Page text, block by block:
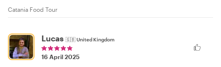
Catania Food Tour
Lucas 🇬🇧United Kingdom
16 April 2025